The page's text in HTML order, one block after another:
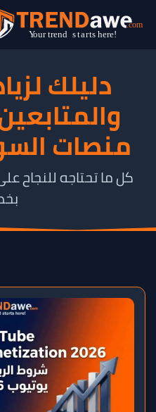
دليلك
منصات
كل ما تحتاجه للنجاح